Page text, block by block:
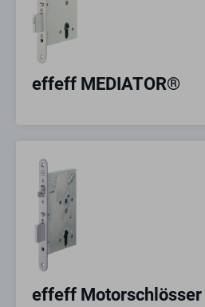
effeff MEDIATOR®
effeff Motorschlösser